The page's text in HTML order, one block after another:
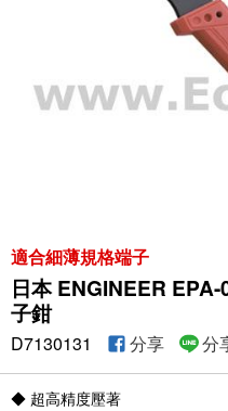
適合細薄規格端子
日本 ENGINEER
子鉗
D7130131 分享 分
◆ 超高精度壓著